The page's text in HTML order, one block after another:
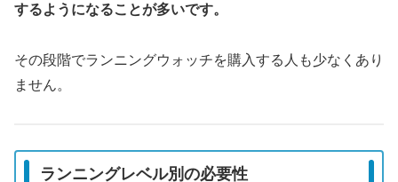
するようになることが多いです。
その段階でランニングウォッチを購入する人も少なくあり
ません。
ランニングレベル別の必要性